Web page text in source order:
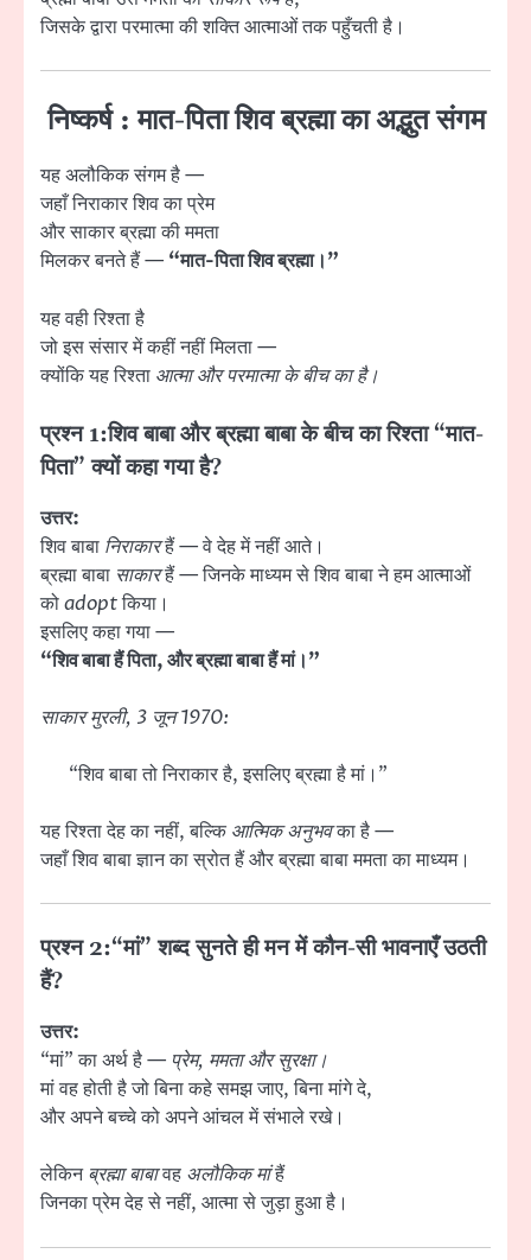
जिसके द्वारा परमात्मा की शक्ति आत्माओं तक पहुँचती है।
निष्कर्ष : मात-पिता शिव ब्रह्मा का अद्भुत संगम
यह अलौकिक संगम है —
जहाँ निराकार शिव का प्रेम
और साकार ब्रह्मा की ममता
मिलकर बनते हैं — “मात-पिता शिव ब्रह्मा।”
यह वही रिश्ता है
जो इस संसार में कहीं नहीं मिलता —
क्योंकि यह रिश्ता आत्मा और परमात्मा के बीच का है।
प्रश्न 1:शिव बाबा और ब्रह्मा बाबा के बीच का रिश्ता “मात-
पिता” क्यों कहा गया है?
उत्तर:
शिव बाबा निराकारहैं — वे देह में नहीं आते।
ब्रह्मा बाबा साकारहैं — जिनके माध्यम से शिव बाबा ने हम आत्माओं
कोadoptकिया।
इसलिए कहा गया —
“शिव बाबा हैं पिता, और ब्रह्मा बाबा हैं मां।”
साकार मुरली, 3 जून 1970:
“शिव बाबा तो निराकार है, इसलिए ब्रह्मा है मां।”
यह रिश्ता देह का नहीं, बल्कि आत्मिक अनुभवका है —
जहाँ शिव बाबा ज्ञान का स्रोत हैं और ब्रह्मा बाबा ममता का माध्यम।
प्रश्न 2:“मां” शब्द सुनते ही मन में कौन-सी भावनाएँ उठती
हैं?
उत्तर:
“मां” का अर्थ है — प्रेम, ममता और सुरक्षा।
मां वह होती है जो बिना कहे समझ जाए, बिना मांगे दे,
और अपने बच्चे को अपने आंचल में संभाले रखे।
लेकिनब्रह्मा बाबावह अलौकिक मांहैं
जिनका प्रेम देह से नहीं, आत्मा से जुड़ा हुआ है।